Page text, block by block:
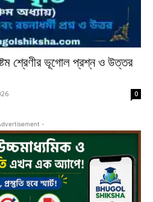
শ্রেণীর ভূগোল প্রশ্ন ও উত্তর
0
-